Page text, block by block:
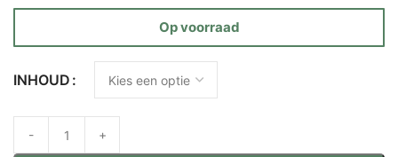
Op voorraad
INHOUD